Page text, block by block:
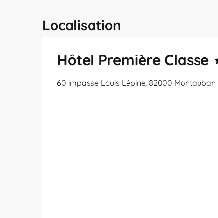
Localisation
Hôtel Première Classe
60 impasse Louis Lépine, 82000 Montauban